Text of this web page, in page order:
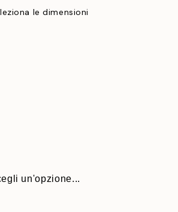
le dimensioni
un'opzione...